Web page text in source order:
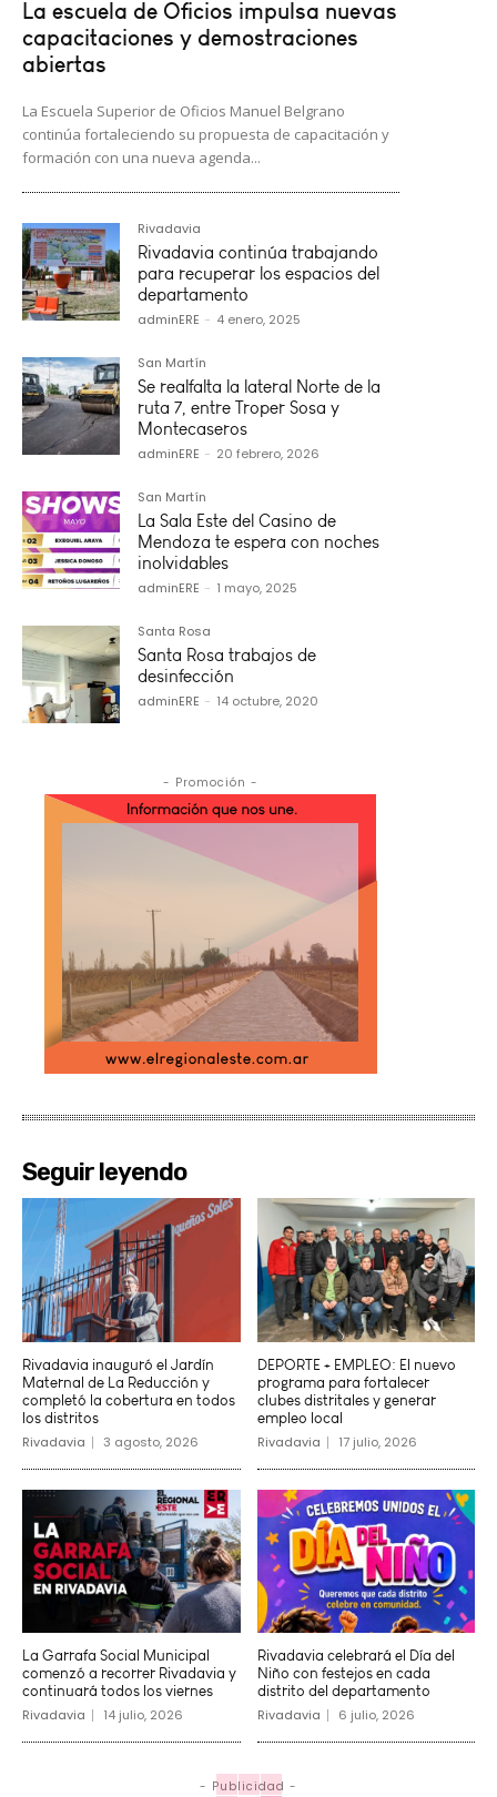
La escuela de Oficios impulsa nuevas
capacitaciones y demostraciones
abiertas
La Escuela Superior de Oficios Manuel Belgrano
continúa fortaleciendo su propuesta de capacitación y
formación con una nueva agenda...
Rivadavia
Rivadavia continúa trabajando
para recuperar los espacios del
departamento
adminERE - 4 enero, 2025
San Martín
Se realfalta la lateral Norte de la
ruta 7, entre Troper Sosa y
Montecaseros
adminERE - 20 febrero, 2026
San Martín
La Sala Este del Casino de
Mendoza te espera con noches
inolvidables
adminERE - 1 mayo, 2025
Santa Rosa
Santa Rosa trabajos de
desinfección
adminERE - 14 octubre, 2020
- Promoción -
Seguir leyendo
Rivadavia inauguró el Jardín
Maternal de La Reducción y
completó la cobertura en todos
los distritos
Rivadavia 3 agosto, 2026
DEPORTE + EMPLEO: El nuevo
programa para fortalecer
clubes distritales y generar
empleo local
Rivadavia 17 julio, 2026
La Garrafa Social Municipal
comenzó a recorrer Rivadavia y
continuará todos los viernes
Rivadavia 14 julio, 2026
Rivadavia celebrará el Día del
Niño con festejos en cada
distrito del departamento
Rivadavia 6 julio, 2026
- Publicidad -